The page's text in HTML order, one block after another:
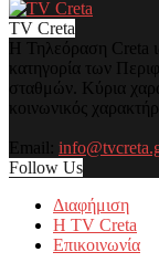
TV Creta
Η Τηλεόραση Creta
κατηγορία των
σταθμών. Κύρια
κοινωνικός
Email:
Follow Us
Διαφήμιση
Η TV Creta
Επικοινωνία